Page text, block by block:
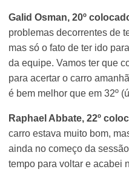
Galid Osman, 20º
problemas decorrentes de
mas só o fato de ter ido
da equipe. Vamos ter que
para acertar o carro
é bem melhor que em 32º
Raphael Abbate, 22º
carro estava muito bom,
ainda no começo da
tempo para voltar e acabei